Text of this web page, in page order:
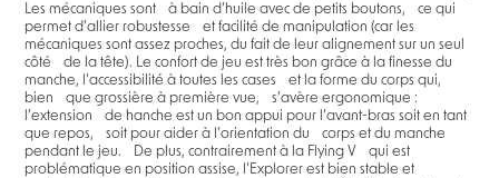
Les mécaniques sont à bain d’huile avec de petits boutons, ce qui
permet d’allier robustesse et facilité de manipulation (car les
mécaniques sont assez proches, du fait de leur alignement sur un seul
côté de la tête). Le confort de jeu est très bon grâce à la finesse du
manche, l’accessibilité à toutes les cases et la forme du corps qui,
bien que grossière à première vue, s’avère ergonomique :
l’extension de hanche est un bon appui pour l’avant-bras soit en tant
que repos, soit pour aider à l’orientation du corps et du manche
pendant le jeu. De plus, contrairement à la Flying V qui est
problématique en position assise, l’Explorer est bien stable et